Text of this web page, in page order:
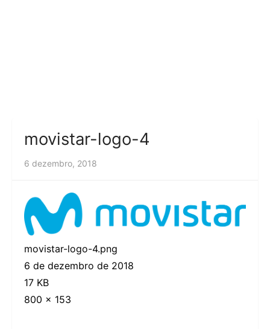
movistar-logo-4
6 dezembro, 2018
movistar-logo-4.png
6 de dezembro de 2018
17 KB
800 × 153